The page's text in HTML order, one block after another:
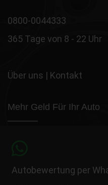
0800-0044333
365 Tage von 8 - 22 Uhr
Über uns | Kontakt
Mehr Geld Für Ihr Auto
Autobewertung per